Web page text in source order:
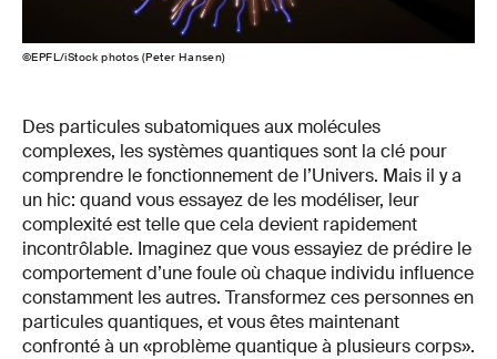
©EPFL/iStock photos (Peter Hansen)
Des particules subatomiques aux molécules
complexes, les systèmes quantiques sont la clé pour
comprendre le fonctionnement de l’Univers. Mais il y a
un hic: quand vous essayez de les modéliser, leur
complexité est telle que cela devient rapidement
incontrôlable. Imaginez que vous essayiez de prédire le
comportement d’une foule où chaque individu influence
constamment les autres. Transformez ces personnes en
particules quantiques, et vous êtes maintenant
confronté à un «problème quantique à plusieurs corps».